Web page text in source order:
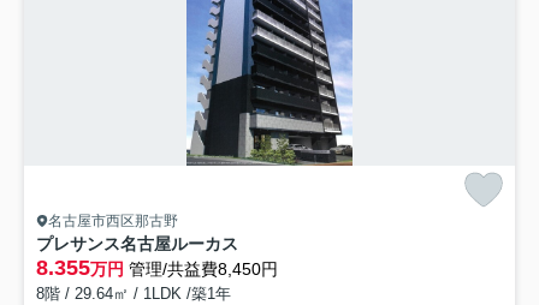
名古屋市西区那古野
プレサンス名古屋ルーカス
8.355万円 管理/共益費8,450円
8階 / 29.64㎡ / 1LDK /築1年